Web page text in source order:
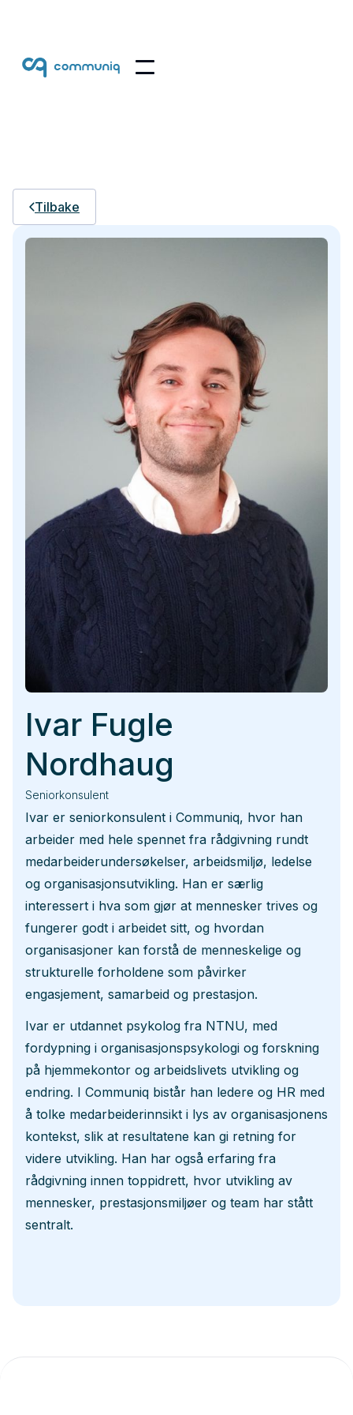
Tilbake
Ivar Fugle
Nordhaug
Seniorkonsulent
Ivar er seniorkonsulent i Communiq, hvor han
arbeider med hele spennet fra rådgivning rundt
medarbeiderundersøkelser, arbeidsmiljø, ledelse
og organisasjonsutvikling. Han er særlig
interessert i hva som gjør at mennesker trives og
fungerer godt i arbeidet sitt, og hvordan
organisasjoner kan forstå de menneskelige og
strukturelle forholdene som påvirker
engasjement, samarbeid og prestasjon.
Ivar er utdannet psykolog fra NTNU, med
fordypning i organisasjonspsykologi og forskning
på hjemmekontor og arbeidslivets utvikling og
endring. I Communiq bistår han ledere og HR med
å tolke medarbeiderinnsikt i lys av organisasjonens
kontekst, slik at resultatene kan gi retning for
videre utvikling. Han har også erfaring fra
rådgivning innen toppidrett, hvor utvikling av
mennesker, prestasjonsmiljøer og team har stått
sentralt.